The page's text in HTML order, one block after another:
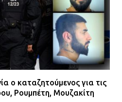
ο καταζητούμενος για τις
Ρουμπέτη, Μουζακίτη